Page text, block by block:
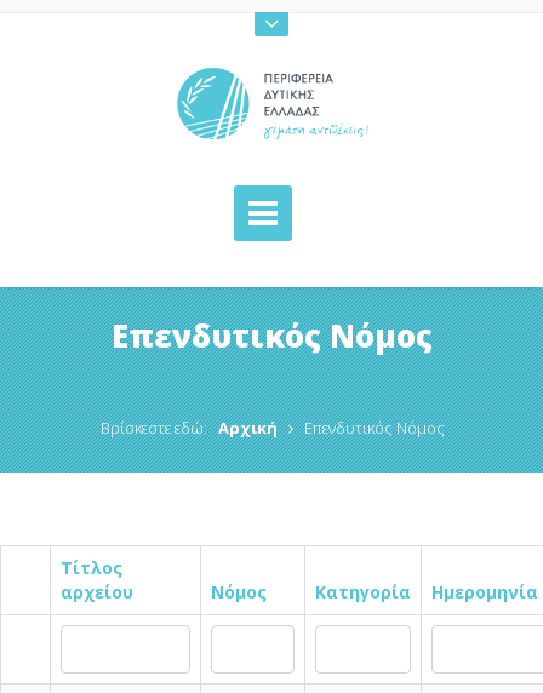
Επενδυτικός Νόμος
Βρίσκεστε εδώ: Αρχική Επενδυτικός Νόμος
Τίτλος
αρχείου
Νόμος Κατηγορία Ημερομηνία